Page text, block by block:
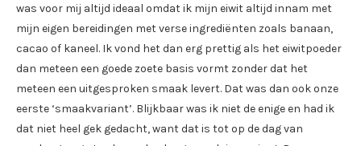
was voor mij altijd ideaal omdat ik mijn eiwit altijd innam met
mijn eigen bereidingen met verse ingrediënten zoals banaan,
cacao of kaneel. Ik vond het dan erg prettig als het eiwitpoeder
dan meteen een goede zoete basis vormt zonder dat het
meteen een uitgesproken smaak levert. Dat was dan ook onze
eerste ‘smaakvariant’. Blijkbaar was ik niet de enige en had ik
dat niet heel gek gedacht, want dat is tot op de dag van